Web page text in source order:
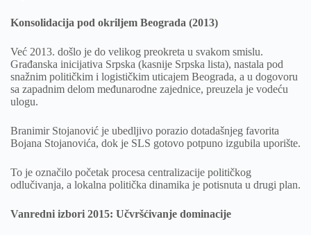
Konsolidacija pod okriljem Beograda (2013)
Već 2013. došlo je do velikog preokreta u svakom smislu.
Građanska inicijativa Srpska (kasnije Srpska lista), nastala pod
snažnim političkim i logističkim uticajem Beograda, a u dogovoru
sa zapadnim delom međunarodne zajednice, preuzela je vodeću
ulogu.
Branimir Stojanović je ubedljivo porazio dotadašnjeg favorita
Bojana Stojanovića, dok je SLS gotovo potpuno izgubila uporište.
To je označilo početak procesa centralizacije političkog
odlučivanja, a lokalna politička dinamika je potisnuta u drugi plan.
Vanredni izbori 2015: Učvršćivanje dominacije